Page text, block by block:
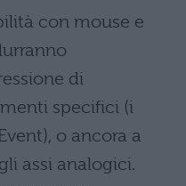
con mouse e
di
specifici (i
o ancora a
assi analogici.